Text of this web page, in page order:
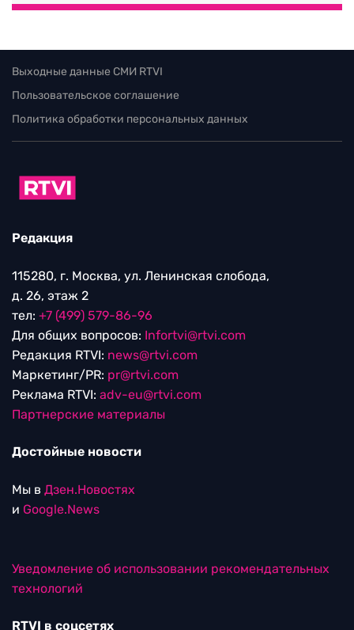
Выходные данные СМИ RTVI
Пользовательское соглашение
Политика обработки персональных данных
Редакция
115280, г. Москва, ул. Ленинская слобода,
д. 26, этаж 2
тел: +7 (499) 579-86-96
Для общих вопросов: Infortvi@rtvi.com
Редакция RTVI: news@rtvi.com
Маркетинг/PR: pr@rtvi.com
Реклама RTVI: adv-eu@rtvi.com
Партнерские материалы
Достойные новости
Мы в Дзен.Новостях
и Google.News
Уведомление об использовании рекомендательных
технологий
RTVI в соцсетях